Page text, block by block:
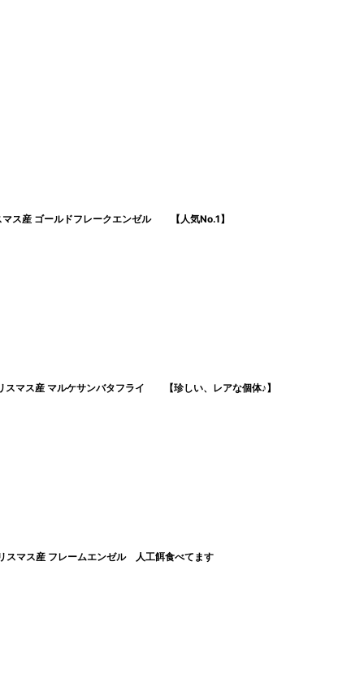
ス産 ゴールドフレークエンゼル 【人気No.1】
スマス産 マルケサンバタフライ 【珍しい、レアな個体♪】
スマス産 フレームエンゼル 人工餌食べてます